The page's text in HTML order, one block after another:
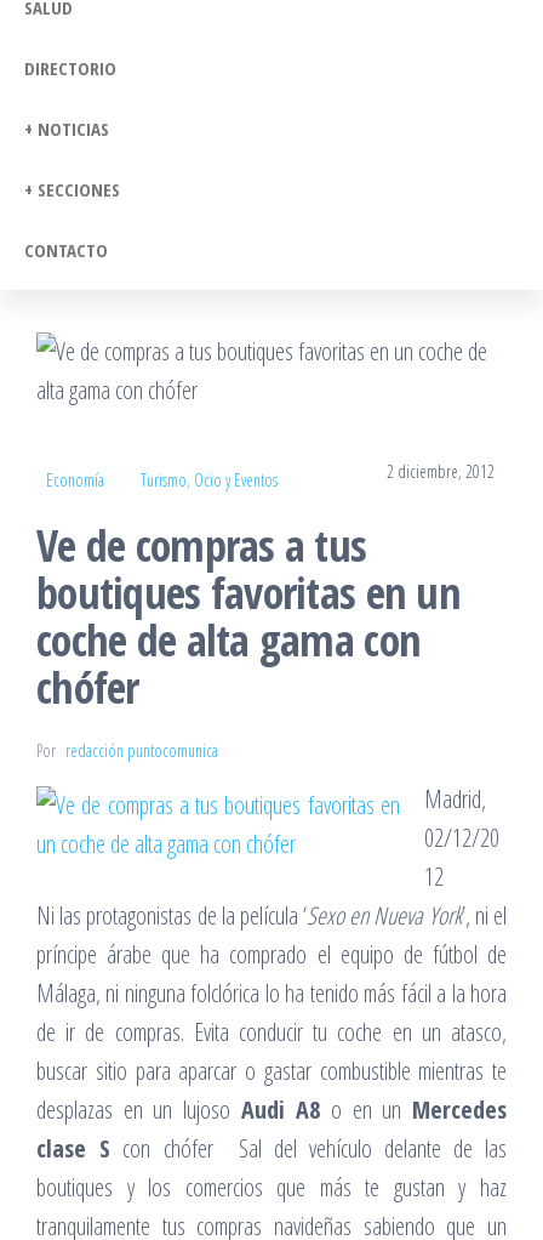
SALUD
DIRECTORIO
+ NOTICIAS
+ SECCIONES
CONTACTO
Economía Turismo, Ocio y Eventos 2 diciembre, 2012
Ve de compras a tus
boutiques favoritas en un
coche de alta gama con
chófer
Por redacción puntocomunica
Madrid,
02/12/20
12
Ni las protagonistas de la película ‘Sexo en Nueva York’, ni el
príncipe árabe que ha comprado el equipo de fútbol de
Málaga, ni ninguna folclórica lo ha tenido más fácil a la hora
de ir de compras. Evita conducir tu coche en un atasco,
buscar sitio para aparcar o gastar combustible mientras te
desplazas en un lujoso Audi A8 o en un Mercedes
clase S con chófer Sal del vehículo delante de las
boutiques y los comercios que más te gustan y haz
tranquilamente tus compras navideñas sabiendo que un